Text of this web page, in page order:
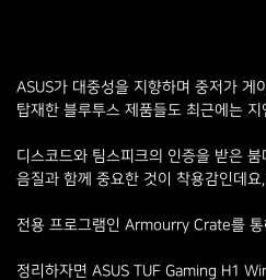
ASUS가 대중성을 지향하며 중저가
탑재한 블루투스 제품들도 최근에는
디스코드와 팀스피크의 인증을 받은
음질과 함께 중요한 것이 착용감인데
전용 프로그램인 Armourry Crate를
정리하자면 ASUS TUF Gaming H1